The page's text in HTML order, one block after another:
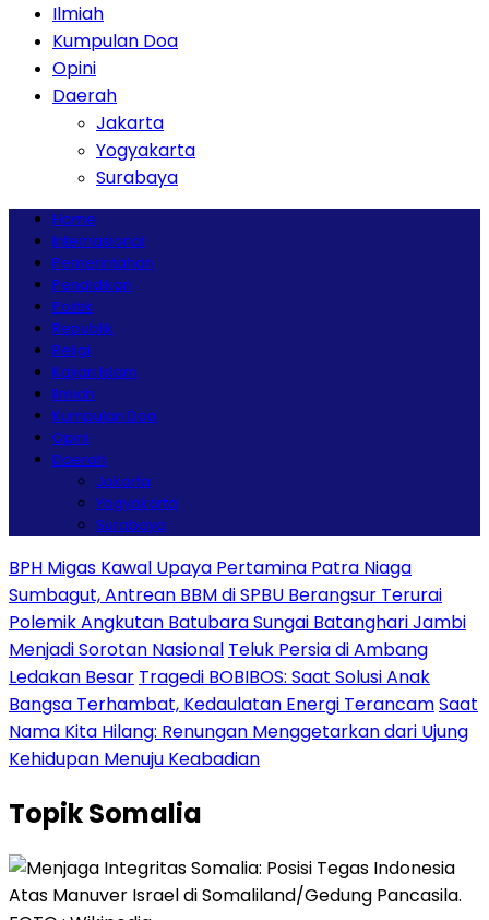
Ilmiah
Kumpulan Doa
Opini
Daerah
Jakarta
Yogyakarta
Surabaya
Home
Internasional
Pemerintahan
Pendidikan
Politik
Republik
Religi
Kajian Islam
Ilmiah
Kumpulan Doa
Opini
Daerah
Jakarta
Yogyakarta
Surabaya
BPH Migas Kawal Upaya Pertamina Patra Niaga
Sumbagut, Antrean BBM di SPBU Berangsur Terurai
Polemik Angkutan Batubara Sungai Batanghari Jambi
Menjadi Sorotan Nasional Teluk Persia di Ambang
Ledakan Besar Tragedi BOBIBOS: Saat Solusi Anak
Bangsa Terhambat, Kedaulatan Energi TerancamSaat
Nama Kita Hilang: Renungan Menggetarkan dari Ujung
Kehidupan Menuju Keabadian
TopikSomalia